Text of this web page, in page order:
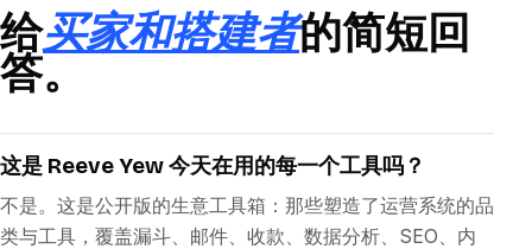
给买家和搭建者的简短回
答。
这是 Reeve Yew 今天在用的每一个工具吗？
不是。这是公开版的生意工具箱：那些塑造了运营系统的品
类与工具，覆盖漏斗、邮件、收款、数据分析、SEO、内